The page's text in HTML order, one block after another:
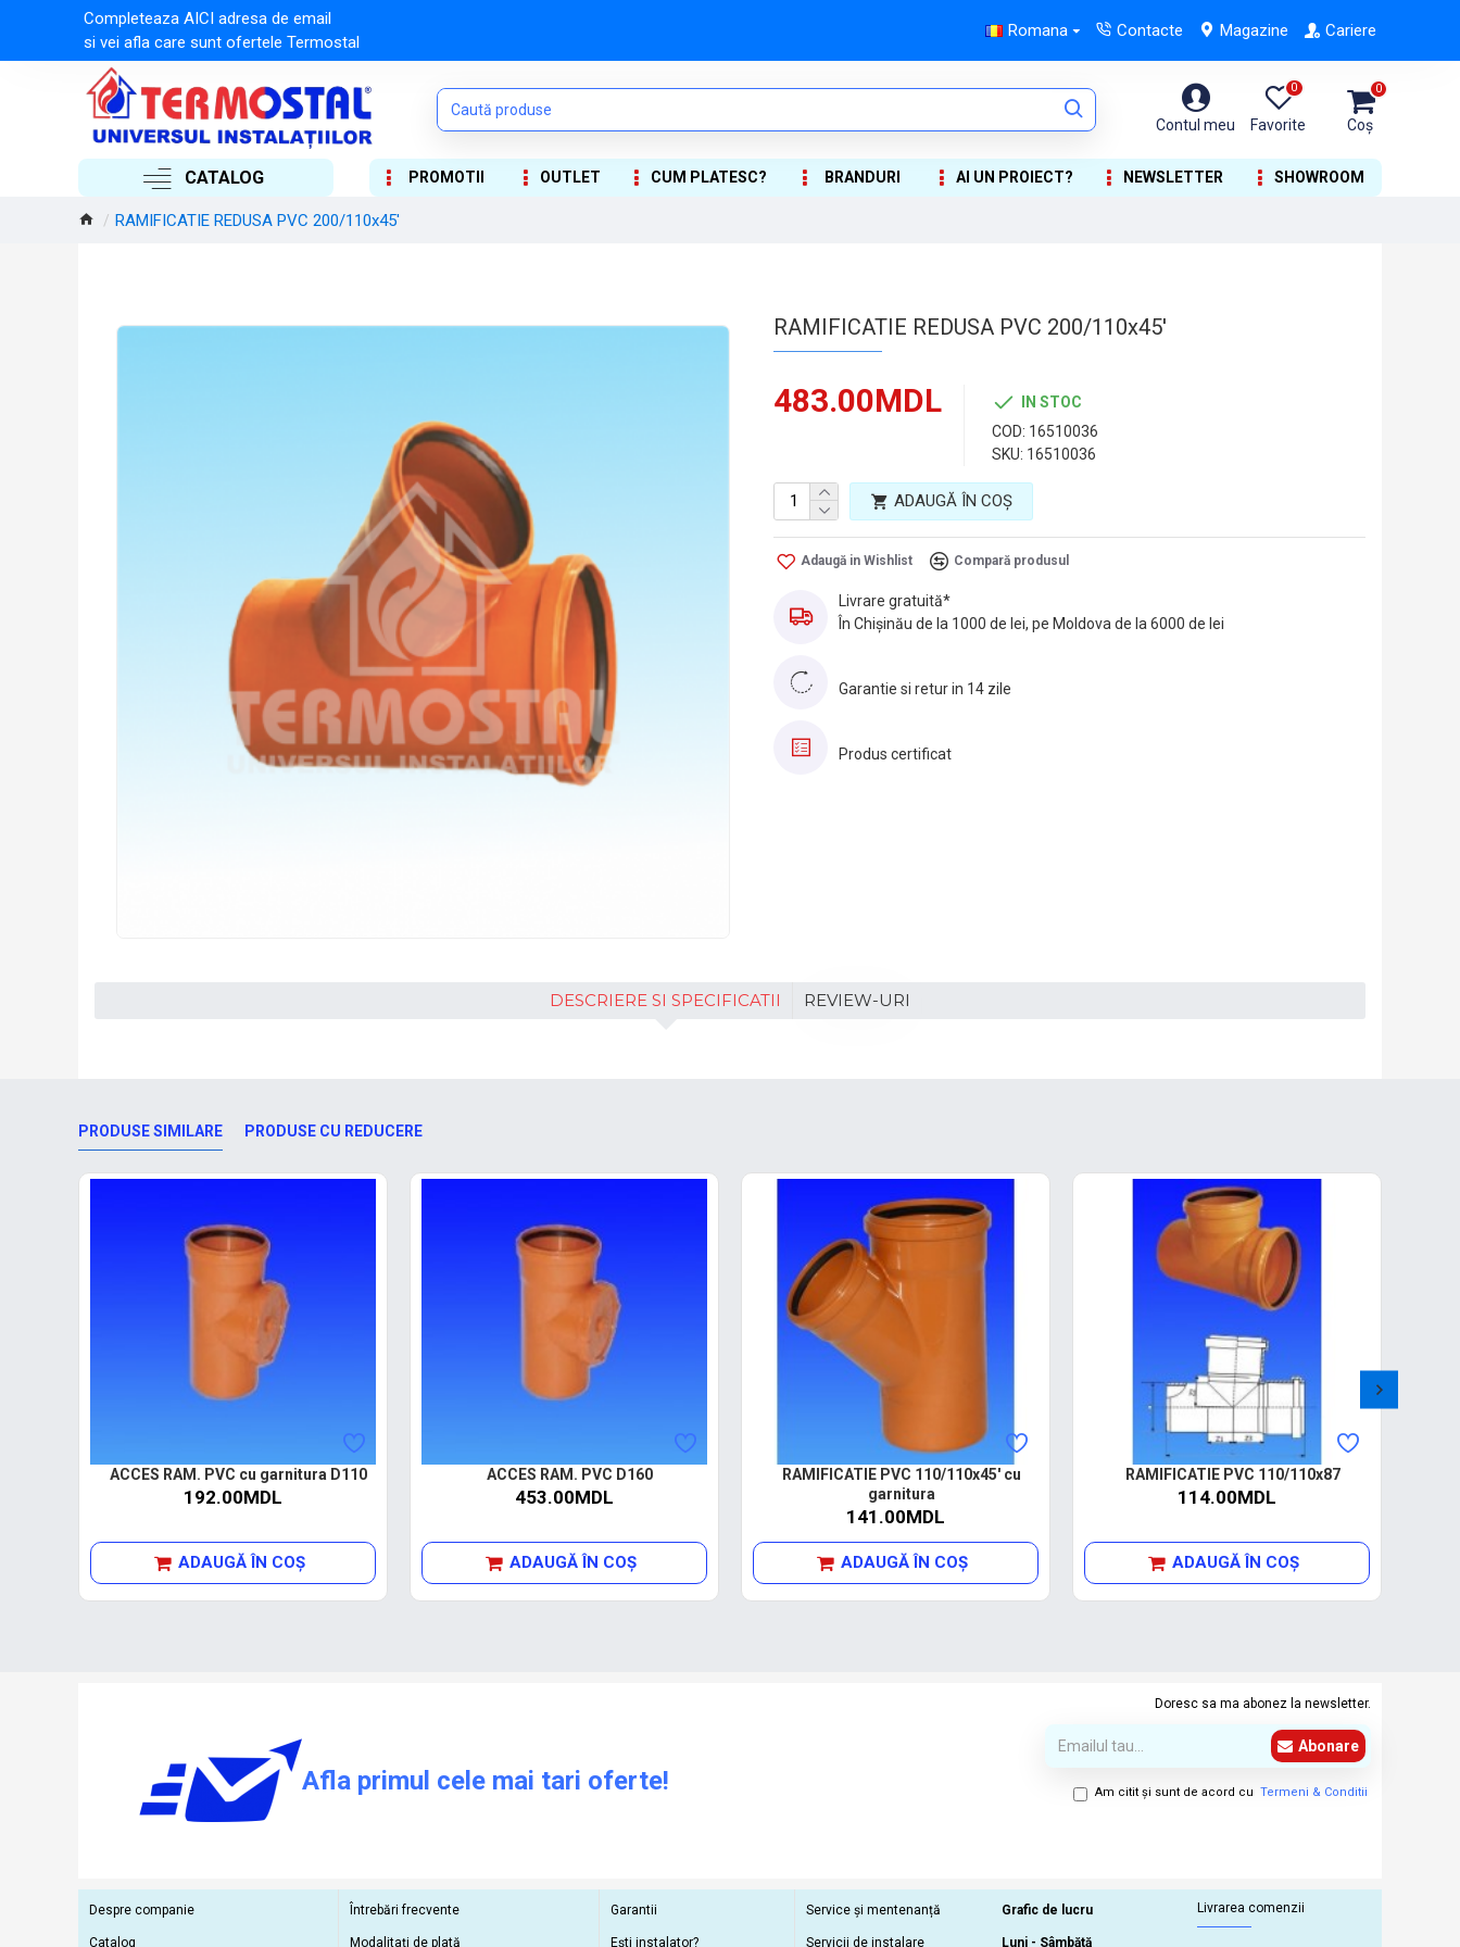
Completeaza AICI adresa de email
si vei afla care sunt ofertele Termostal
Romana Contacte Magazine Cariere
Contul meu Favorite
0
Coș
0
CATALOG PROMOTII OUTLET CUM PLATESC? BRANDURI AI UN PROIECT? NEWSLETTER SHOWROOM
RAMIFICATIE REDUSA PVC 200/110x45'
RAMIFICATIE REDUSA PVC 200/110x45'
483.00MDL
IN STOC
COD: 16510036
SKU: 16510036
ADAUGĂ ÎN COŞ
Adaugă in Wishlist Compară produsul
Livrare gratuită*
În Chișinău de la 1000 de lei, pe Moldova de la 6000 de lei
Garantie si retur in 14 zile
Produs certificat
DESCRIERE SI SPECIFICATII REVIEW-URI
PRODUSE SIMILARE PRODUSE CU REDUCERE
ACCES RAM. PVC cu garnitura D110
192.00MDL
ADAUGĂ ÎN COŞ
ACCES RAM. PVC D160
453.00MDL
ADAUGĂ ÎN COŞ
RAMIFICATIE PVC 110/110x45' cu
garnitura
141.00MDL
ADAUGĂ ÎN COŞ
RAMIFICATIE PVC 110/110x87
114.00MDL
ADAUGĂ ÎN COŞ
Afla primul cele mai tari oferte!
Doresc sa ma abonez la newsletter.
Abonare
Am citit şi sunt de acord cu Termeni & Conditii
Despre companie
Catalog
Întrebări frecvente
Modalitați de plată
Garantii
Ești instalator?
Service și mentenanță
Servicii de instalare
Grafic de lucru
Luni - Sâmbătă
Livrarea comenzii